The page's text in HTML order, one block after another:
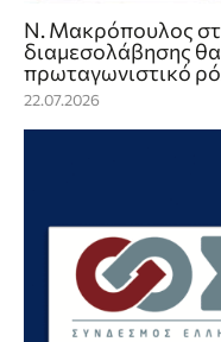
Ν. Μακρόπουλος
διαμεσολάβησης
πρωταγωνιστικό
22.07.2026